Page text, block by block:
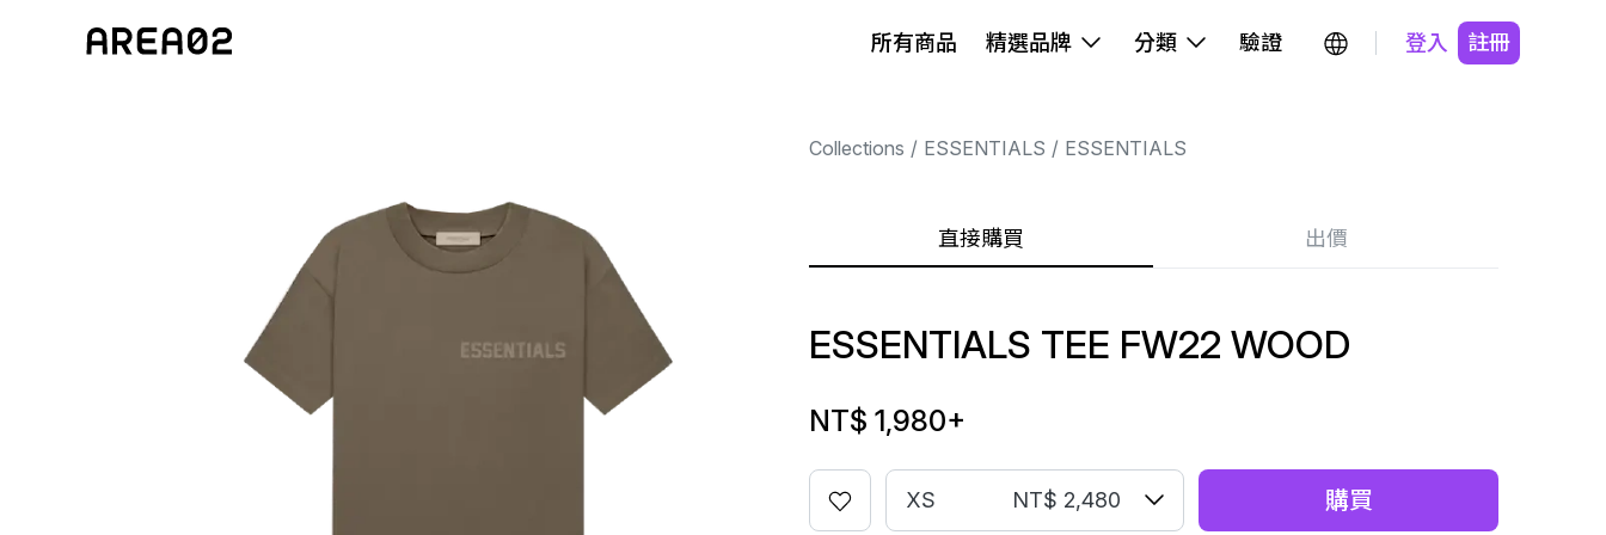
所有商品 精選品牌 分類 驗證 登入 註冊
Collections ESSENTIALS ESSENTIALS
直接購買 出價
ESSENTIALS TEE FW22 WOOD
NT$ 1,980+
XS NT$ 2,480 購買